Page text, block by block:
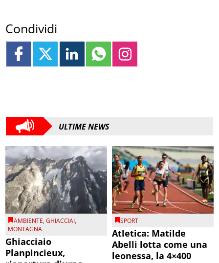
Condividi
ULTIME NEWS
AMBIENTE,GHIACCIAI,
MONTAGNA
Ghiacciaio
Planpincieux,
SPORT
Atletica: Matilde
Abelli lotta come una
leonessa, la 4×400